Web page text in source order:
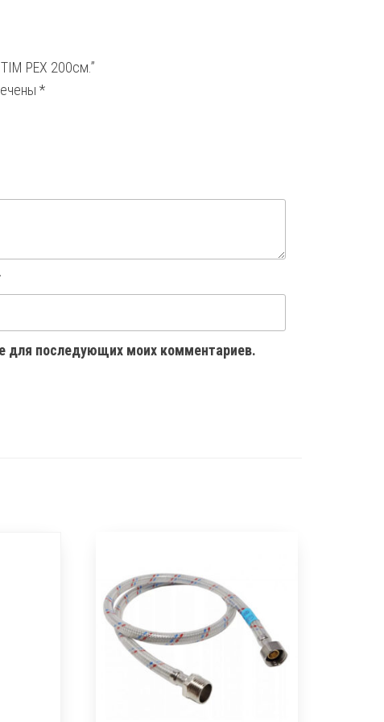
PEX 200см.”
*
для последующих моих комментариев.